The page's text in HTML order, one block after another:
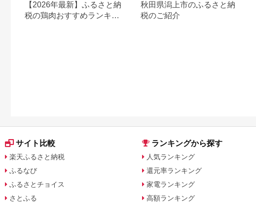
【2026年最新】ふるさと納
税の鶏肉おすすめランキン
秋田県潟上市のふるさと納
税のご紹介
サイト比較
楽天ふるさと納税
ふるなび
ふるさとチョイス
さとふる
ランキングから探す
人気ランキング
還元率ランキング
家電ランキング
高額ランキング